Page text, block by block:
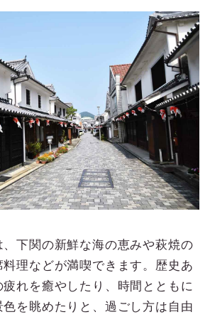
下関の新鮮な海の恵みや萩焼の
理などが満喫できます。歴史あ
れを癒やしたり、時間とともに
を眺めたりと、過ごし方は自由